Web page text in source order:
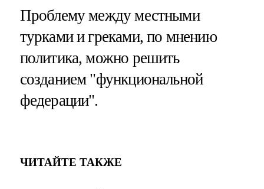
Проблему между местными
турками и греками, по мнению
политика, можно решить
созданием "функциональной
федерации".
ЧИТАЙТЕ ТАКЖЕ